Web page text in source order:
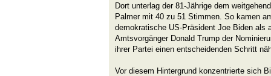
Dort unterlag der 81-Jährige dem
Palmer mit 40 zu 51 Stimmen. So kamen
demokratische US-Präsident Joe Biden als
Amtsvorgänger Donald Trump der
ihrer Partei einen entscheidenden Schritt
Vor diesem Hintergrund konzentrierte sich